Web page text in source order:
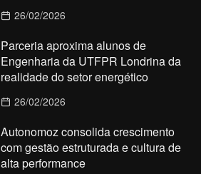
26/02/2026
Parceria aproxima alunos de
Engenharia da UTFPR Londrina da
realidade do setor energético
26/02/2026
Autonomoz consolida crescimento
com gestão estruturada e cultura de
alta performance